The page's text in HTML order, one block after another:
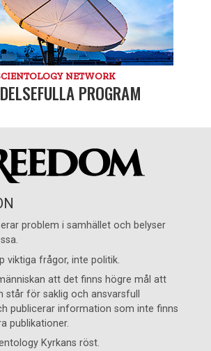
NETWORK
PROGRAM
problem i samhället och belyser
viktiga frågor, inte politik.
att det finns högre mål att
står för saklig och ansvarsfull
publicerar information som inte finns
publikationer.
Kyrkans röst.